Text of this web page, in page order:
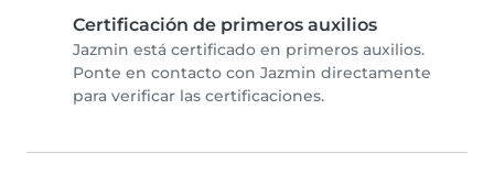
Certificación de primeros auxilios
Jazmin está certificado en primeros auxilios.
Ponte en contacto con Jazmin directamente
para verificar las certificaciones.